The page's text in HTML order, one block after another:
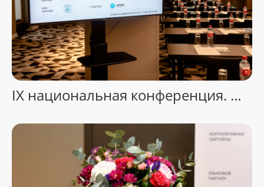
IX национальная конференция. Отель Азимут. Москва.